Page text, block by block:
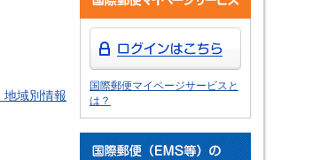
地域別情報
国際郵便マイページサービスと
は？